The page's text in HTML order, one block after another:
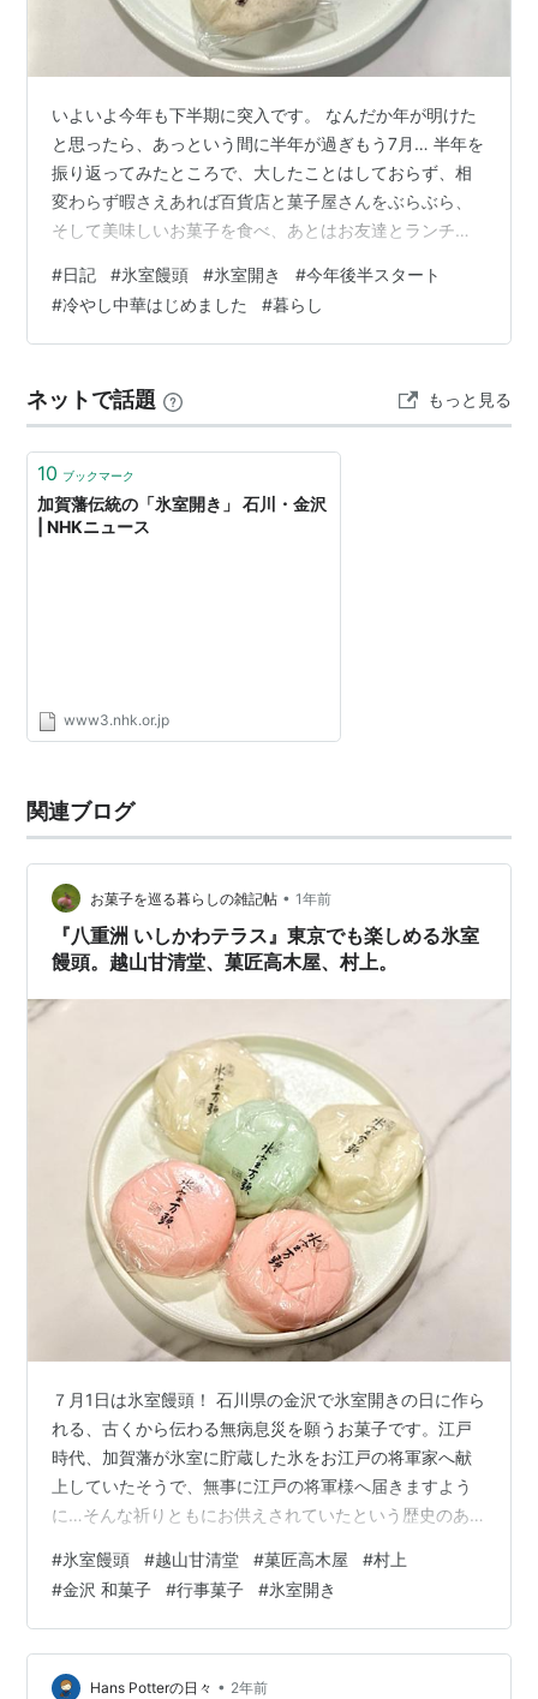
いよいよ今年も下半期に突入です。 なんだか年が明けた
と思ったら、あっという間に半年が過ぎもう7月… 半年を
振り返ってみたところで、大したことはしておらず、相
変わらず暇さえあれば百貨店と菓子屋さんをぶらぶら、
そして美味しいお菓子を食べ、あとはお友達とランチや
す。メインブログも8年目に入り、Xはといえば本格的に
ツイートを始めて約1年弱。 どちらもぼちぼちと惰性で続
けている感ありですが、ふと時間を無駄にしているよう
いことに少なくない時間を費やし、楽しいのならまだし
も、惰性で続けているなんて、あまりにも…
#日記 #氷室饅頭 #氷室開き #今年後半スタート
#冷やし中華はじめました #暮らし
ネットで話題 もっと見る
10 ブックマーク
加賀藩伝統の「氷室開き」 石川・金沢
| NHKニュース
www3.nhk.or.jp
関連ブログ
お菓子を巡る暮らしの雑記帖 • 1年前
『八重洲 いしかわテラス』東京でも楽しめる氷室
饅頭。越山甘清堂、菓匠高木屋、村上。
７月1日は氷室饅頭！ 石川県の金沢で氷室開きの日に作ら
れる、古くから伝わる無病息災を願うお菓子です。江戸
時代、加賀藩が氷室に貯蔵した氷をお江戸の将軍家へ献
上していたそうで、無事に江戸の将軍様へ届きますよう
に…そんな祈りともにお供えされていたという歴史のあ
ってはいただく習慣はもちろん、出会う機会さえなかっ
たまるで無縁なお菓子でした。それが昨今では氷室開き
に当たる７月1日に合わせ、東京でも幾つかのお店の氷室
饅頭を楽しめるようになりました。 そのせいか、毎年一
つ、二つと知人に頂く機会もあり、自分ではわざわざ買
#氷室饅頭 #越山甘清堂 #菓匠高木屋 #村上
#金沢 和菓子 #行事菓子 #氷室開き
Hans Potterの日々 • 2年前